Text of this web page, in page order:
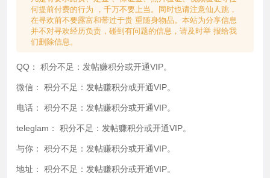
何提前付费的行为 ，千万不要上当。同时也请注意仙人跳，
在寻欢前不要露富和带过于贵 重随身物品。本站为分享信息
并不对寻欢经历负责，碰到有问题的信息，请及时举 报给我
们删除信息。
QQ： 积分不足：发帖赚积分或开通VIP。
微信： 积分不足：发帖赚积分或开通VIP。
电话： 积分不足：发帖赚积分或开通VIP。
teleglam： 积分不足：发帖赚积分或开通VIP。
与你： 积分不足：发帖赚积分或开通VIP。
地址： 积分不足：发帖赚积分或开通VIP。